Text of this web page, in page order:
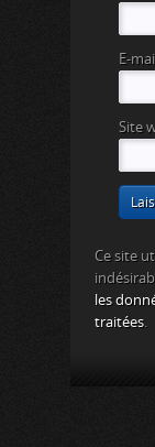
E-
Site
Ce site
les
traitées